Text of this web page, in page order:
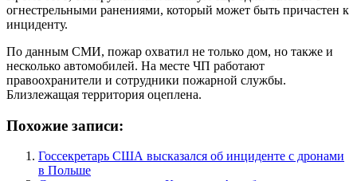
огнестрельными ранениями, который может быть причастен к
инциденту.
По данным СМИ, пожар охватил не только дом, но также и
несколько автомобилей. На месте ЧП работают
правоохранители и сотрудники пожарной службы.
Близлежащая территория оцеплена.
Похожие записи:
Госсекретарь США высказался об инциденте с дронами
в Польше